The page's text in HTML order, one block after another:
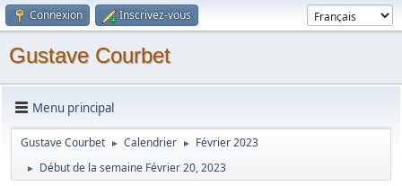
Connexion Inscrivez-vous
Gustave Courbet
Menu principal
Gustave Courbet ► Calendrier ► Février 2023
► Début de la semaine Février 20, 2023